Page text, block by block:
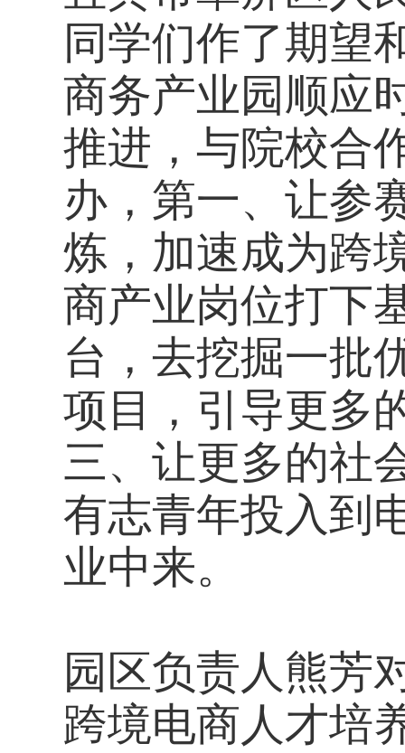
同学们作了期望
商务产业园顺应
推进，与院校合
办，第一、让参
炼，加速成为跨
商产业岗位打下
台，去挖掘一批
项目，引导更多
三、让更多的社
有志青年投入到
业中来。
园区负责人熊芳
跨境电商人才培